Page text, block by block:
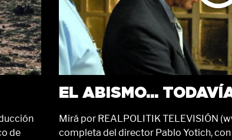
de
EL ABISMO...
Mirá por REALPOLITIK TELEVISIÓN
completa del director Pablo Yotich,